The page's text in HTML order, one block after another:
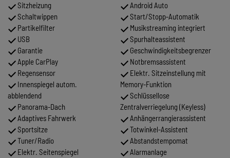
Sitzheizung
Schaltwippen
Partikelfilter
USB
Garantie
Apple CarPlay
Regensensor
Innenspiegel autom.
abblendend
Panorama-Dach
Adaptives Fahrwerk
Sportsitze
Tuner/Radio
Elektr. Seitenspiegel
Android Auto
Start/Stopp-Automatik
Musikstreaming integriert
Spurhalteassistent
Geschwindigkeitsbegrenzer
Notbremsassistent
Elektr. Sitzeinstellung mit
Memory-Funktion
Schlüssellose
Zentralverriegelung (Keyless)
Anhängerrangierassistent
Totwinkel-Assistent
Abstandstempomat
Alarmanlage